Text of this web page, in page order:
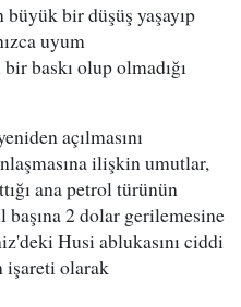
bir düşüş yaşayıp
uyum
baskı olup olmadığı
açılmasını
ilişkin umutlar,
ana petrol türünün
başına 2 dolar gerilemesine
Husi ablukasını ciddi
olarak